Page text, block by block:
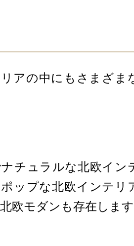
アの中にもさまざま
チュラルな北欧イン
ップな北欧インテリ
欧モダンも存在しま